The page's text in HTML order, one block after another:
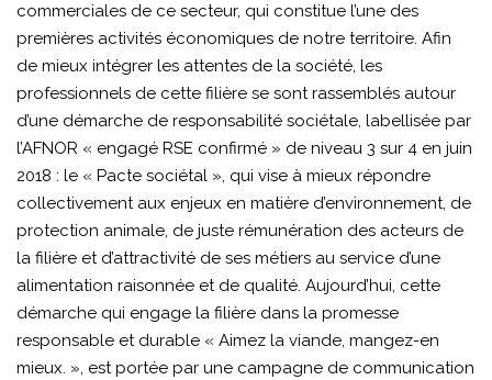
commerciales de ce secteur, qui constitue l’une des
premières activités économiques de notre territoire. Afin
de mieux intégrer les attentes de la société, les
professionnels de cette filière se sont rassemblés autour
d’une démarche de responsabilité sociétale, labellisée par
l’AFNOR « engagé RSE confirmé » de niveau 3 sur 4 en juin
2018 : le « Pacte sociétal », qui vise à mieux répondre
collectivement aux enjeux en matière d’environnement, de
protection animale, de juste rémunération des acteurs de
la filière et d’attractivité de ses métiers au service d’une
alimentation raisonnée et de qualité. Aujourd’hui, cette
démarche qui engage la filière dans la promesse
responsable et durable « Aimez la viande, mangez-en
mieux. », est portée par une campagne de communication